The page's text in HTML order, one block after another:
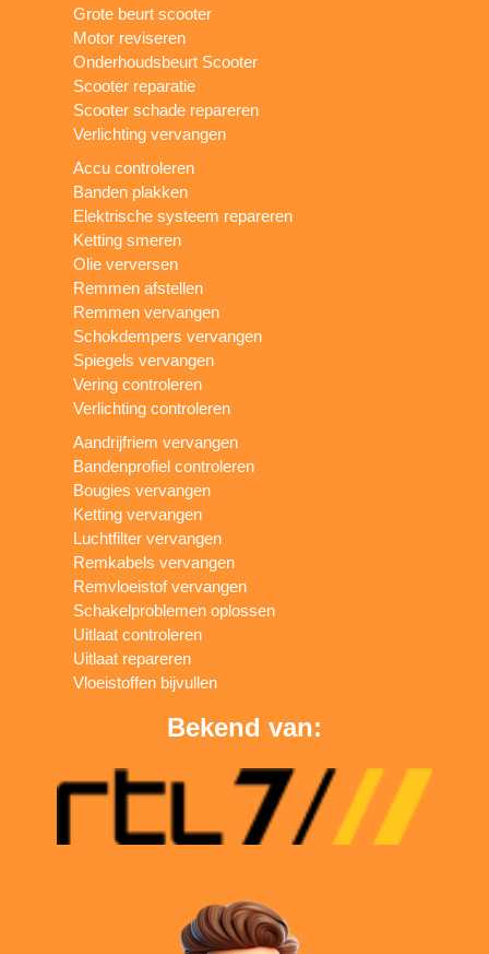
Grote beurt scooter
Motor reviseren
Onderhoudsbeurt Scooter
Scooter reparatie
Scooter schade repareren
Verlichting vervangen
Accu controleren
Banden plakken
Elektrische systeem repareren
Ketting smeren
Olie verversen
Remmen afstellen
Remmen vervangen
Schokdempers vervangen
Spiegels vervangen
Vering controleren
Verlichting controleren
Aandrijfriem vervangen
Bandenprofiel controleren
Bougies vervangen
Ketting vervangen
Luchtfilter vervangen
Remkabels vervangen
Remvloeistof vervangen
Schakelproblemen oplossen
Uitlaat controleren
Uitlaat repareren
Vloeistoffen bijvullen
Bekend van: